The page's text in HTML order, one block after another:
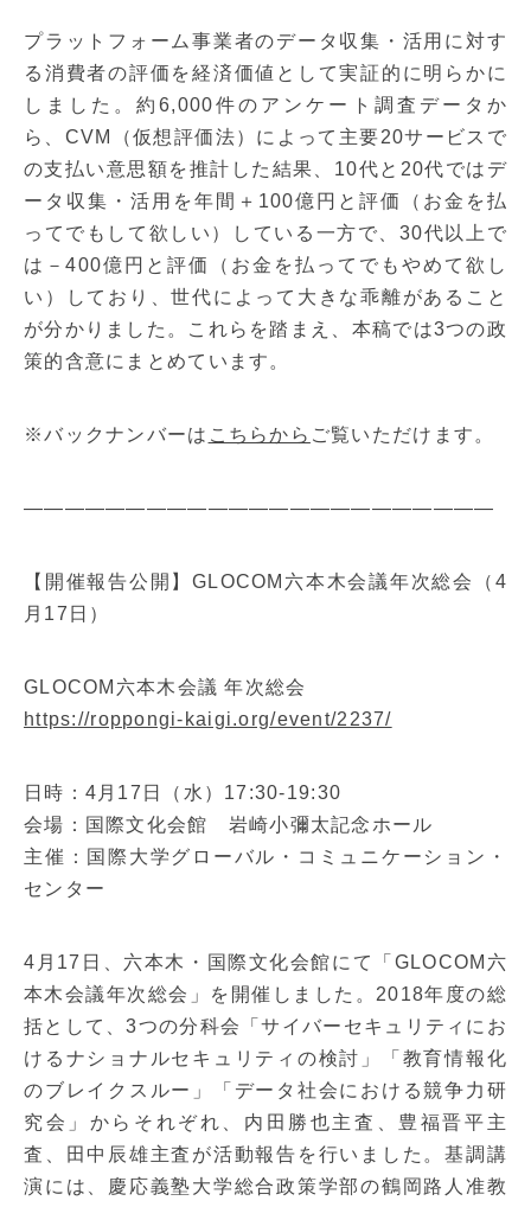
プラットフォーム事業者のデータ収集・活用に対す
る消費者の評価を経済価値として実証的に明らかに
しました。約6,000件のアンケート調査データか
ら、CVM（仮想評価法）によって主要20サービスで
の支払い意思額を推計した結果、10代と20代ではデ
ータ収集・活用を年間＋100億円と評価（お金を払
ってでもして欲しい）している一方で、30代以上で
は－400億円と評価（お金を払ってでもやめて欲し
い）しており、世代によって大きな乖離があること
が分かりました。これらを踏まえ、本稿では3つの政
策的含意にまとめています。
※バックナンバーは こちらから ご覧いただけます。
———————————————————————
【開催報告公開】GLOCOM六本木会議年次総会（4
月17日）
GLOCOM六本木会議 年次総会
https://roppongi-kaigi.org/event/2237/
日時：4月17日（水）17:30-19:30
会場：国際文化会館 岩崎小彌太記念ホール
主催：国際大学グローバル・コミュニケーション・
センター
4月17日、六本木・国際文化会館にて「GLOCOM六
本木会議年次総会」を開催しました。2018年度の総
括として、3つの分科会「サイバーセキュリティにお
けるナショナルセキュリティの検討」「教育情報化
のブレイクスルー」「データ社会における競争力研
究会」からそれぞれ、内田勝也主査、豊福晋平主
査、田中辰雄主査が活動報告を行いました。基調講
演には、慶応義塾大学総合政策学部の鶴岡路人准教